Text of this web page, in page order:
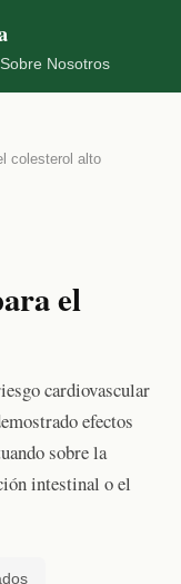
Sobre Nosotros
colesterol alto
el
cardiovascular
efectos
sobre la
intestinal o el